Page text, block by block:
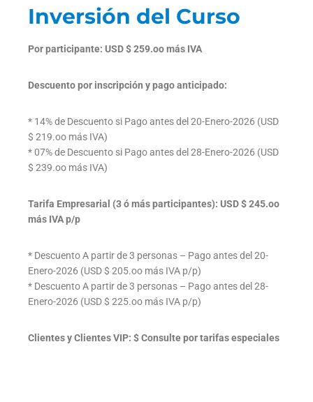
Inversión del Curso
Por participante: USD $ 259.oo más IVA
Descuento por inscripción y pago anticipado:
* 14% de Descuento si Pago antes del 20-Enero-2026 (USD
$ 219.oo más IVA)
* 07% de Descuento si Pago antes del 28-Enero-2026 (USD
$ 239.oo más IVA)
Tarifa Empresarial (3 ó más participantes): USD $ 245.oo
más IVA p/p
* Descuento A partir de 3 personas – Pago antes del 20-
Enero-2026 (USD $ 205.oo más IVA p/p)
* Descuento A partir de 3 personas – Pago antes del 28-
Enero-2026 (USD $ 225.oo más IVA p/p)
Clientes y Clientes VIP: $ Consulte por tarifas especiales